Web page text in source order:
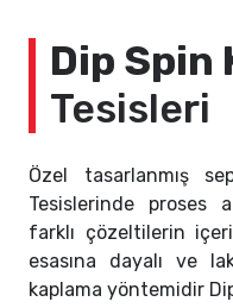
Dip Spin
Tesisleri
Özel tasarlanmış
Tesislerinde proses
farklı çözeltilerin
esasına dayalı ve
kaplama yöntemidir